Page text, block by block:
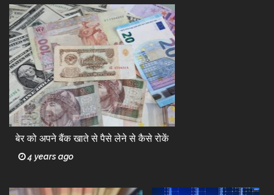
बेर को अपने बैंक खाते से पैसे लेने से कैसे रोकें
4 years ago